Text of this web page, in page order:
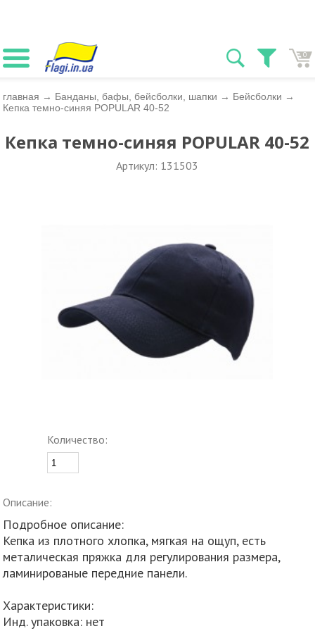
0
главная → Банданы, бафы, бейсболки, шапки → Бейсболки →
Кепка темно-синяя POPULAR 40-52
Кепка темно-синяя POPULAR 40-52
Артикул: 131503
Количество:
Описание:
Подробное описание:
Кепка из плотного хлопка, мягкая на ощуп, есть
металическая пряжка для регулирования размера,
ламинированые передние панели.
Характеристики:
Инд. упаковка: нет